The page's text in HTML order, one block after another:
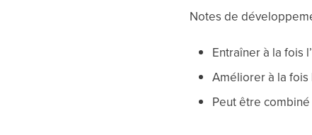
Notes de
Entraîner à la fois
Améliorer à la fois
Peut être